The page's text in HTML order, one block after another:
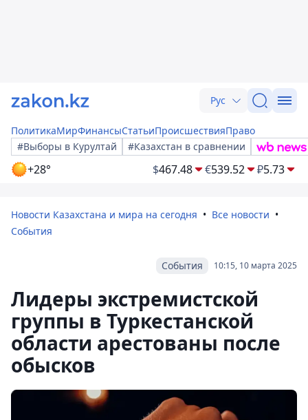
Рус
ПолитикаМирФинансыСтатьиПроисшествияПраво
#Выборы в Курултай
#Казахстан в сравнении
+28° $467.48 €539.52 ₽5.73
Новости Казахстана и мира на сегодня
Все новости
События
10:15, 10 марта 2025
События
Лидеры экстремистской
группы в Туркестанской
области арестованы после
обысков